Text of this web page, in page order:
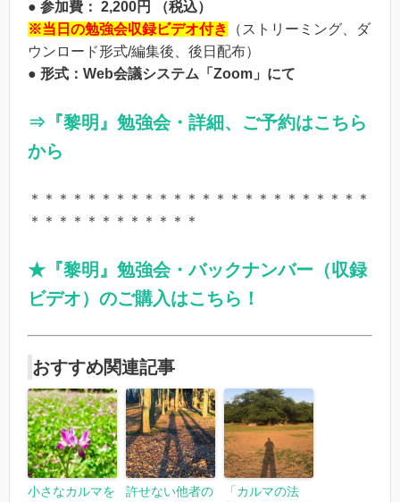
● 参加費： 2,200円 （税込）
※当日の勉強会収録ビデオ付き
（ストリーミング、ダ
ウンロード形式/編集後、後日配布）
● 形式：Web会議システム「Zoom」にて
⇒ 『黎明』勉強会・ 詳細、ご予約はこちら
から
＊＊＊＊＊＊＊＊＊＊＊＊＊＊＊＊＊＊＊＊＊＊＊＊
＊＊＊＊＊＊＊＊＊＊＊＊
★『黎明』勉強会・バックナンバー（収録
ビデオ）のご購入はこちら！
おすすめ関連記事
小さなカルマを
許せない他者の
「カルマの法